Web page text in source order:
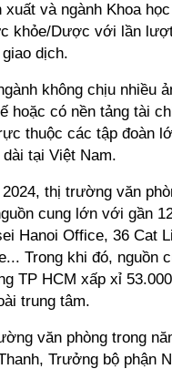
xuất và ngành Khoa
khỏe/Dược với lần
dịch.
không chịu nhiều
hoặc có nền tảng tài
thuộc các tập đoàn
tại Việt Nam.
thị trường văn
cung lớn với gần
Hanoi Office, 36 Cat
Trong khi đó, nguồn
TP HCM xấp xỉ
trung tâm.
văn phòng trong
Trưởng bộ phận